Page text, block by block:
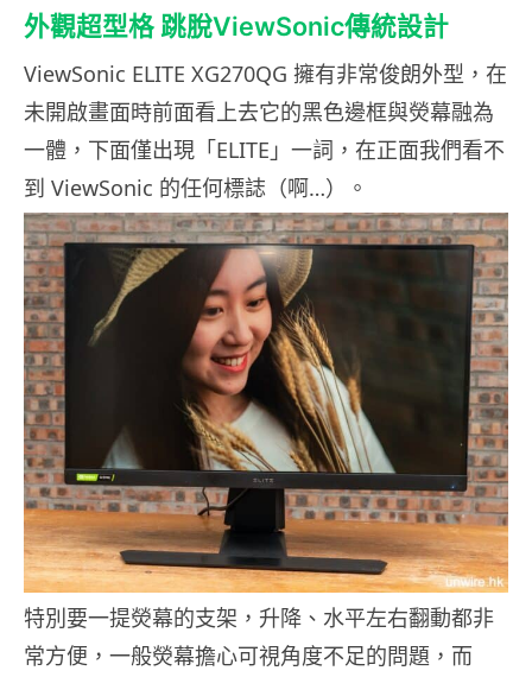
外觀超型格 跳脫ViewSonic傳統設計
ViewSonic ELITE XG270QG 擁有非常俊朗外型，在
未開啟畫面時前面看上去它的黑色邊框與熒幕融為
一體，下面僅出現「ELITE」一詞，在正面我們看不
到 ViewSonic 的任何標誌（啊…）。
特別要一提熒幕的支架，升降、水平左右翻動都非
常方便，一般熒幕擔心可視角度不足的問題，而